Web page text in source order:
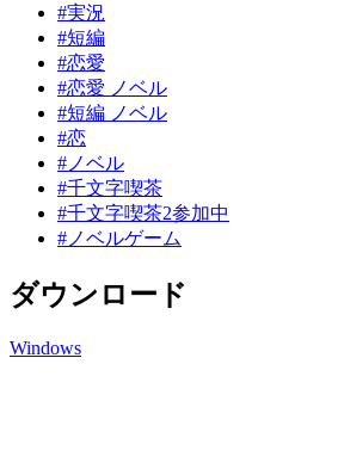
#実況
#短編
#恋愛
#恋愛 ノベル
#短編 ノベル
#恋
#ノベル
#千文字喫茶
#千文字喫茶2参加中
#ノベルゲーム
ダウンロード
Windows